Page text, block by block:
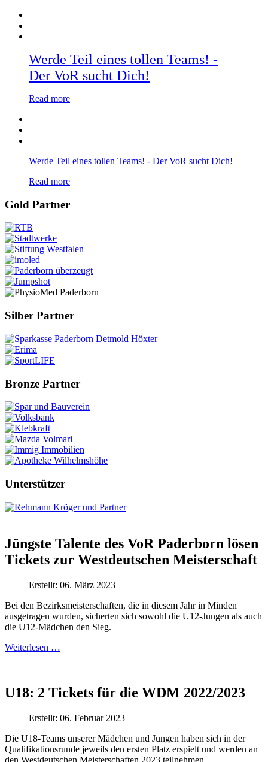
Werde Teil eines tollen Teams! -
Der VoR sucht Dich!
Read more
Werde Teil eines tollen Teams! - Der VoR sucht Dich!
Read more
Gold Partner
Silber Partner
Bronze Partner
Unterstützer
Jüngste Talente des VoR Paderborn lösen
Tickets zur Westdeutschen Meisterschaft
Erstellt: 06. März 2023
Bei den Bezirksmeisterschaften, die in diesem Jahr in Minden
ausgetragen wurden, sicherten sich sowohl die U12-Jungen als auch
die U12-Mädchen den Sieg.
Weiterlesen …
U18: 2 Tickets für die WDM 2022/2023
Erstellt: 06. Februar 2023
Die U18-Teams unserer Mädchen und Jungen haben sich in der
Qualifikationsrunde jeweils den ersten Platz erspielt und werden an